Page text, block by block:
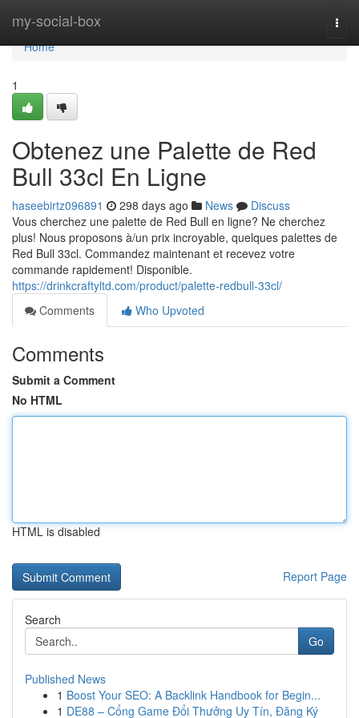
my-social-box
Home
Home
1
Obtenez une Palette de Red
Bull 33cl En Ligne
haseebirtz096891 298 days ago News
Discuss
Vous cherchez une palette de Red Bull en ligne? Ne cherchez
plus! Nous proposons à/un prix incroyable, quelques palettes de
Red Bull 33cl. Commandez maintenant et recevez votre
commande rapidement! Disponible.
https://drinkcraftyltd.com/product/palette-redbull-33cl/
Comments
Who Upvoted
Comments
Submit a Comment
No HTML
HTML is disabled
Report Page
Search
Go
Published News
1 Boost Your SEO: A Backlink Handbook for Begin...
1 DE88 – Cổng Game Đổi Thưởng Uy Tín, Đăng Ký